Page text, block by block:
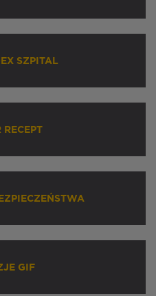
SZPITAL
RECEPT
GIF